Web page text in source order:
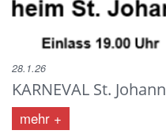
KARNEVAL St. Johann
28.1.26
mehr